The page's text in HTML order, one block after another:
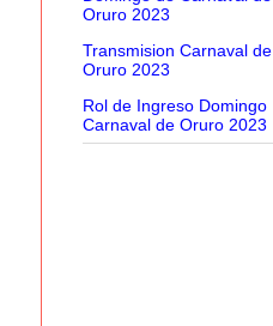
Oruro 2023
Transmision Carnaval de
Oruro 2023
Rol de Ingreso Domingo
Carnaval de Oruro 2023